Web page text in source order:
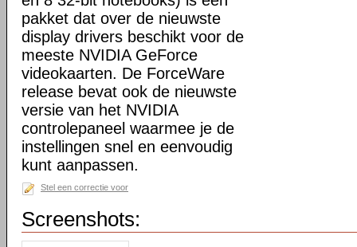
pakket dat over de nieuwste
display drivers beschikt voor de
meeste NVIDIA GeForce
videokaarten. De ForceWare
release bevat ook de nieuwste
versie van het NVIDIA
controlepaneel waarmee je de
instellingen snel en eenvoudig
kunt aanpassen.
Stel een correctie voor
Screenshots: